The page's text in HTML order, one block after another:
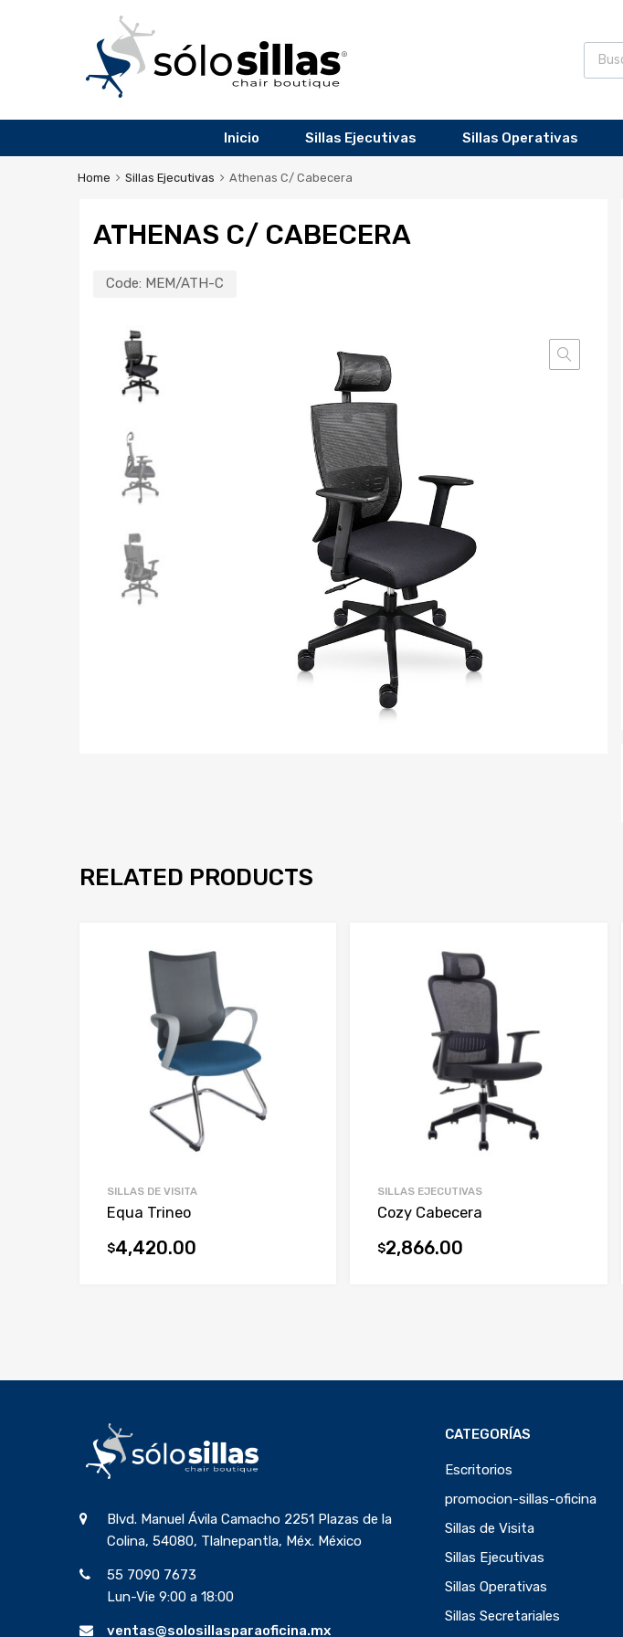
Inicio Sillas Ejecutivas Sillas Operativas
Home Sillas Ejecutivas Athenas C/ Cabecera
ATHENAS C/ CABECERA
Code: MEM/ATH-C
RELATED PRODUCTS
SILLAS DE VISITA
Equa Trineo
$4,420.00
SILLAS EJECUTIVAS
Cozy Cabecera
$2,866.00
Blvd. Manuel Ávila Camacho 2251 Plazas de la
Colina, 54080, Tlalnepantla, Méx. México
55 7090 7673
Lun-Vie 9:00 a 18:00
ventas@solosillasparaoficina.mx
CATEGORÍAS
Escritorios
promocion-sillas-oficina
Sillas de Visita
Sillas Ejecutivas
Sillas Operativas
Sillas Secretariales